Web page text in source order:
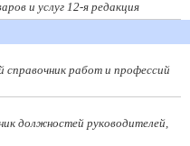
и услуг 12-я редакция
работ и профессий
должностей руководителей,